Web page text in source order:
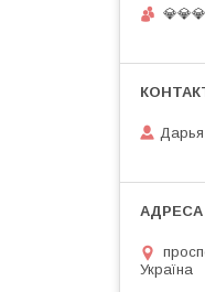
Дарья
Україна